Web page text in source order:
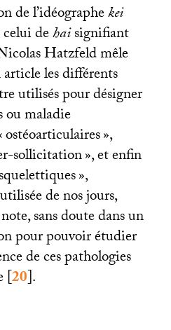
de l’idéographekei
dehaisignifiant
Hatzfeld mêle
les différents
utilisés pour désigner
ou maladie
ostéoarticulaires»,
sollicitation», et enfin
»,
de nos jours,
sans doute dans un
pour pouvoir étudier
de ces pathologies
[20].